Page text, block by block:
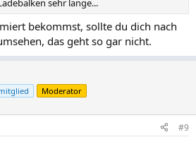
bekommst, sollte du dich nach
das geht so gar nicht.
Moderator
#9